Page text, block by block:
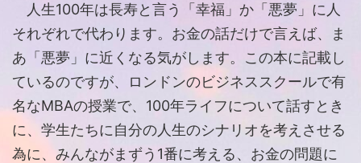
人生100年は長寿と言う「幸福」か「悪夢」に人
それぞれで代わります。お金の話だけで言えば、ま
あ「悪夢」に近くなる気がします。この本に記載し
ているのですが、ロンドンのビジネススクールで有
名なMBAの授業で、100年ライフについて話すとき
に、学生たちに自分の人生のシナリオを考えさせる
為に、みんながまずう1番に考える、お金の問題に